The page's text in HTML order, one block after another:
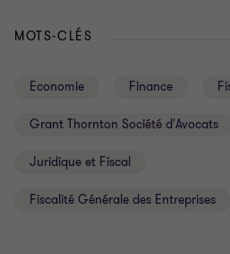
MOTS-CLÉS
Economie Finance
Grant Thornton Société d'Avocats
Juridique et Fiscal
Fiscalité Générale des Entreprises